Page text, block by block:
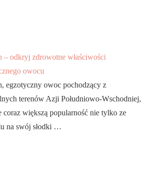
– odkryj zdrowotne właściwości
owocu
egzotyczny owoc pochodzący z
terenów Azji Południowo-Wschodniej,
coraz większą popularność nie tylko ze
na swój słodki …